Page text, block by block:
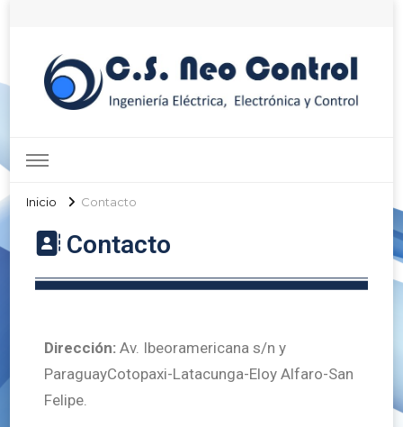
Inicio Contacto
Contacto
Dirección: Av. Ibeoramericana s/n y
ParaguayCotopaxi-Latacunga-Eloy Alfaro-San
Felipe.